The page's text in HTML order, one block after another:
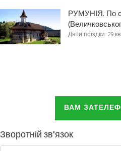
РУМУНІЯ. По
Дати поїздки: 29
ВАМ
Зворотній зв'язок